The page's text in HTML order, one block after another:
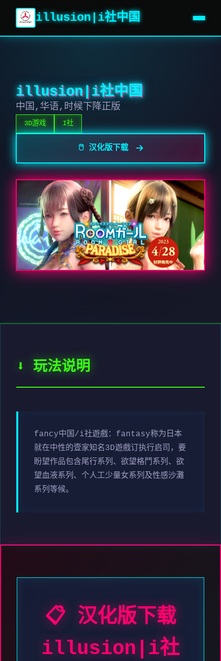
illusion|i社中国
illusion|i社中国
中国,华语,时候下降正版
3D游戏 I社
🖱️ 汉化版下载
⬇️ 玩法说明
fancy中国/i社遊戲：fantasy称为日本
就在中性的壹家知名3D遊戲订执行启司，要
盼望作品包含尾行系列、欲望格鬥系列、欲
望血液系列、个人工少量女系列及性感沙灘
系列等候。
📋 汉化版下载
illusion|i社